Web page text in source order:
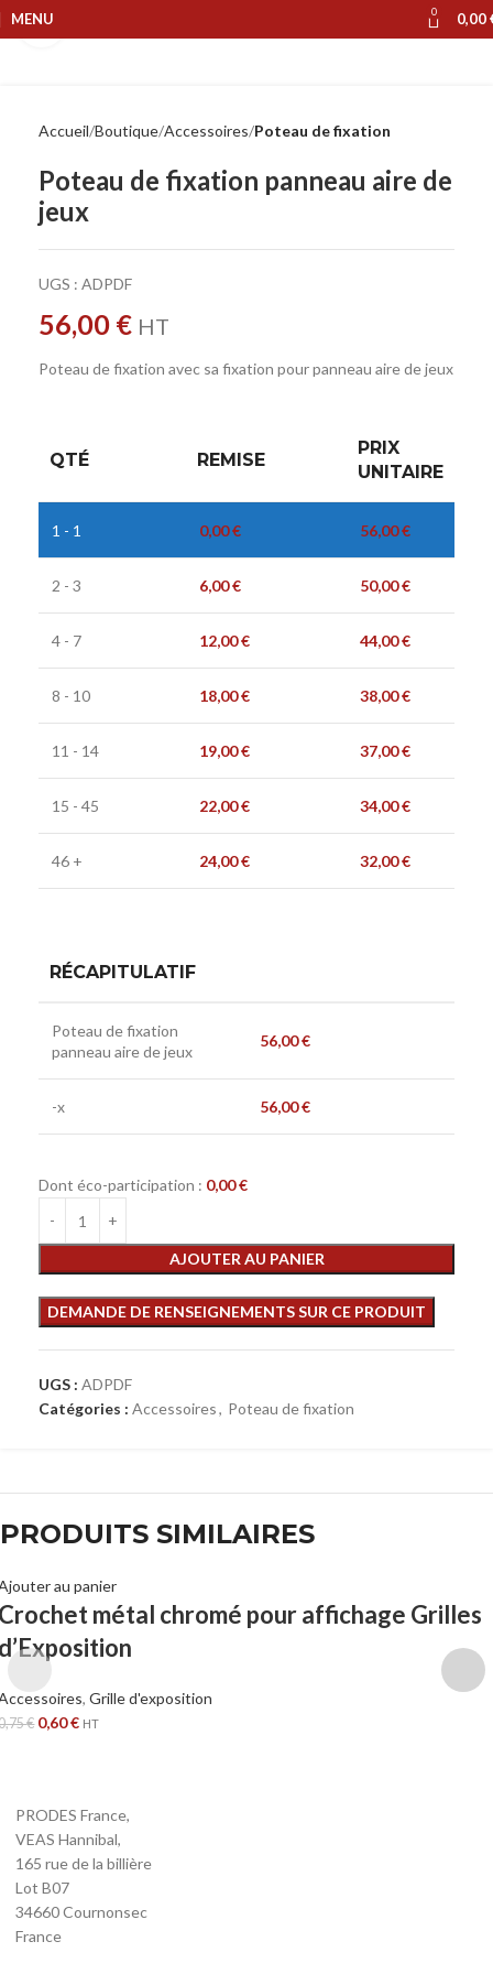
MENU 0 0,00
Accueil Boutique Accessoires Poteau de fixation
Poteau de fixation panneau aire de
jeux
UGS : ADPDF
56,00 € HT
Poteau de fixation avec sa fixation pour panneau aire de jeux
QTÉ REMISE
PRIX
UNITAIRE
1 - 1 0,00€ 56,00€
2 - 3 6,00€ 50,00€
4 - 7 12,00€ 44,00€
8 - 10 18,00€ 38,00€
11 - 14 19,00€ 37,00€
15 - 45 22,00€ 34,00€
46 + 24,00€ 32,00€
RÉCAPITULATIF
Poteau de fixation
panneau aire de jeux
56,00€
-x 56,00€
Dont éco-participation : 0,00€
AJOUTER AU PANIER
UGS : ADPDF
Catégories : Accessoires, Poteau de fixation
PRODUITS SIMILAIRES
au panier
métal chromé pour affichage Grilles
,Grille d'exposition
€ 0,60€ HT
PRODES France,
VEAS Hannibal,
165 rue de la billière
Lot B07
34660 Cournonsec
France